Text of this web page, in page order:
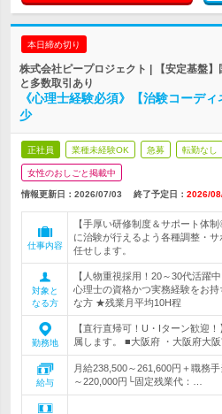
本日締め切り
株式会社ピープロジェクト | 【安定基盤
と多数取引あり
《心理士経験必須》【治験コーデ
少
正社員 業種未経験OK 急募 転勤なし
女性のおしごと掲載中
情報更新日：2026/07/03 終了予定日： 2026/
仕事内容
【手厚い研修制度＆サポート体
に治験が行えるよう各種調整・
任せします。
対象と
なる方
【人物重視採用！20～30代活躍
心理士の資格かつ実務経験をお
な方 ★残業月平均10H程
勤務地
【直行直帰可！U・Iターン歓迎
属します。 ■大阪府 ・大阪府大阪
給与
月給238,500～261,600円＋職務
～220,000円└固定残業代：…